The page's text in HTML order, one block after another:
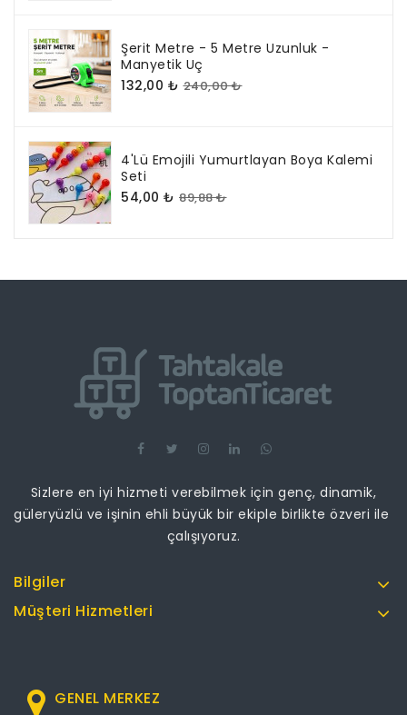
Şerit Metre - 5 Metre Uzunluk -
Manyetik Uç
132,00 ₺ 240,00 ₺
4'lü Emojili Yumurtlayan Boya Kalemi
Seti
54,00 ₺ 89,88 ₺
Sizlere en iyi hizmeti verebilmek için genç, dinamik,
güleryüzlü ve işinin ehli büyük bir ekiple birlikte özveri ile
çalışıyoruz.
Bilgiler
Müşteri Hizmetleri
GENEL MERKEZ